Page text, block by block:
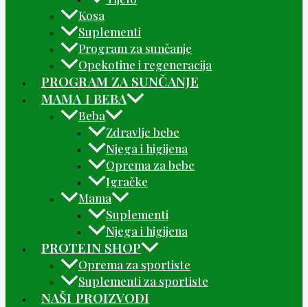
Kosa
Suplementi
Program za sunčanje
Opekotine i regeneracija
PROGRAM ZA SUNČANJE
MAMA I BEBA
Beba
Zdravlje bebe
Njega i higijena
Oprema za bebe
Igračke
Mama
Suplementi
Njega i higijena
PROTEIN SHOP
Oprema za sportiste
Suplementi za sportiste
NAŠI PROIZVODI